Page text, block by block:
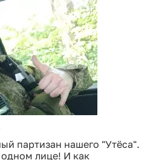
партизан нашего "Утёса".
лице! И как